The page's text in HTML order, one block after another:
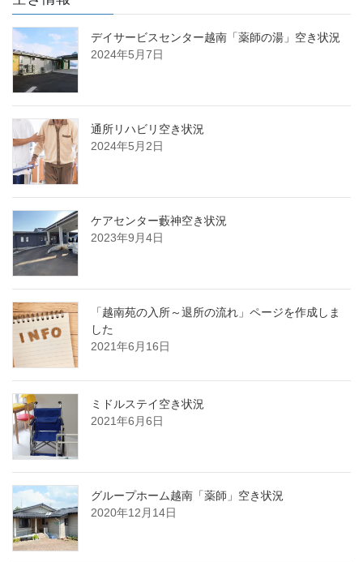
デイサービスセンター越南「薬師の湯」空き状況
2024年5月7日
通所リハビリ空き状況
2024年5月2日
ケアセンター藪神空き状況
2023年9月4日
「越南苑の入所～退所の流れ」ページを作成しま
した
2021年6月16日
ミドルステイ空き状況
2021年6月6日
グループホーム越南「薬師」空き状況
2020年12月14日